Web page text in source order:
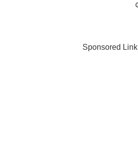
Sponsored Link